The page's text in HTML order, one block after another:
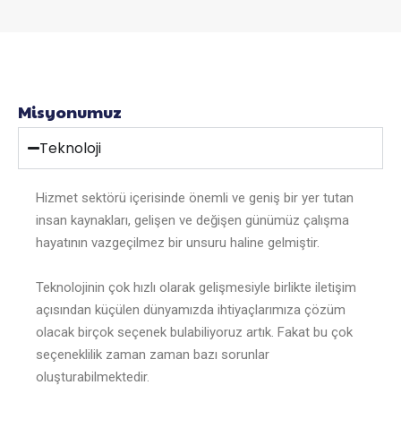
Misyonumuz
Teknoloji
Hizmet sektörü içerisinde önemli ve geniş bir yer tutan
insan kaynakları, gelişen ve değişen günümüz çalışma
hayatının vazgeçilmez bir unsuru haline gelmiştir.
Teknolojinin çok hızlı olarak gelişmesiyle birlikte iletişim
açısından küçülen dünyamızda ihtiyaçlarımıza çözüm
olacak birçok seçenek bulabiliyoruz artık. Fakat bu çok
seçeneklilik zaman zaman bazı sorunlar
oluşturabilmektedir.